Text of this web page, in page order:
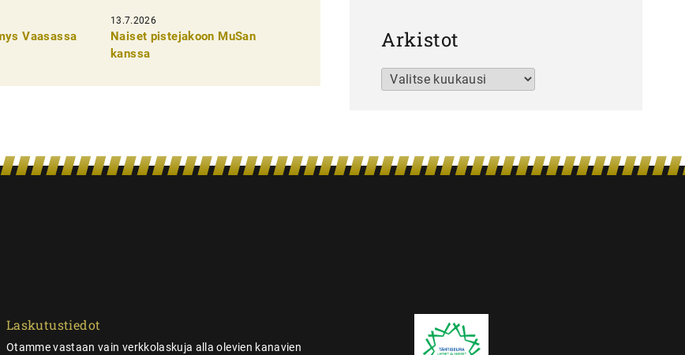
Vaasassa
13.7.2026
Naiset pistejakoon MuSan
kanssa
Arkistot
Arkistot
Laskutustiedot
Otamme vastaan vain verkkolaskuja alla olevien kanavien